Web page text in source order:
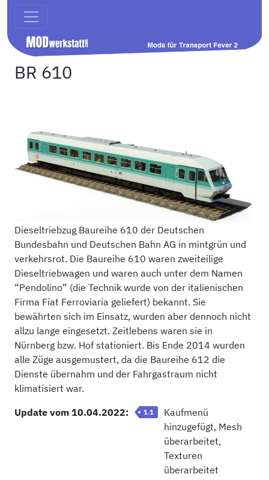
BR 610
Dieseltriebzug Baureihe 610 der Deutschen
Bundesbahn und Deutschen Bahn AG in mintgrün und
verkehrsrot. Die Baureihe 610 waren zweiteilige
Dieseltriebwagen und waren auch unter dem Namen
“Pendolino” (die Technik wurde von der italienischen
Firma Fiat Ferroviaria geliefert) bekannt. Sie
bewährten sich im Einsatz, wurden aber dennoch nicht
allzu lange eingesetzt. Zeitlebens waren sie in
Nürnberg bzw. Hof stationiert. Bis Ende 2014 wurden
alle Züge ausgemustert, da die Baureihe 612 die
Dienste übernahm und der Fahrgastraum nicht
klimatisiert war.
Update vom 10.04.2022:
1.1
Kaufmenü
hinzugefügt, Mesh
überarbeitet,
Texturen
überarbeitet